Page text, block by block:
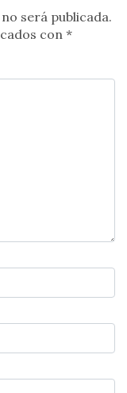
será publicada.
con *